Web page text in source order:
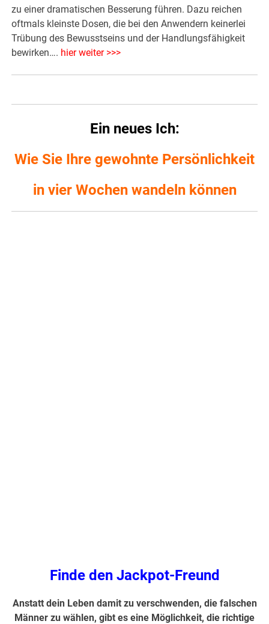
zu einer dramatischen Besserung führen. Dazu reichen
oftmals kleinste Dosen, die bei den Anwendern keinerlei
Trübung des Bewusstseins und der Handlungsfähigkeit
bewirken…. hier weiter >>>
Ein neues Ich:
Wie Sie Ihre gewohnte Persönlichkeit
in vier Wochen wandeln können
Finde den Jackpot-Freund
Anstatt dein Leben damit zu verschwenden, die falschen
Männer zu wählen, gibt es eine Möglichkeit, die richtige